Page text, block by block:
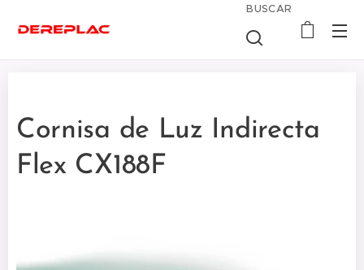
BUSCAR
Cornisa de Luz Indirecta
Flex CX188F